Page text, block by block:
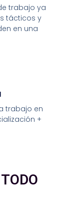
trabajo ya
tácticos y
en una
trabajo en
+